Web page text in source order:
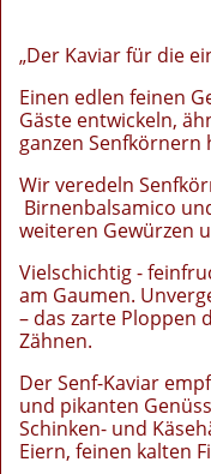
„Der Kaviar für die
Einen edlen feinen
Gäste entwickeln,
ganzen Senfkörnern
Wir veredeln
Birnenbalsamico
weiteren Gewürzen
Vielschichtig -
am Gaumen.
– das zarte Ploppen
Zähnen.
Der Senf-Kaviar
und pikanten
Schinken- und
Eiern, feinen kalten